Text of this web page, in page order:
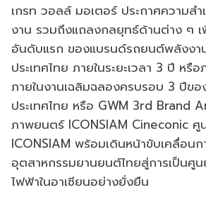
เกรท วอลล์ มอเตอร์ ประกาศความสำ
งาน รวมถึงแถลงกลยุทธ์ด้านต่าง ๆ
อันดับแรก ของแบรนด์รถยนต์พลังงา
ประเทศไทย ภายในระยะเวลา 3 ปี หรื
ภายในงานเฉลิมฉลองครบรอบ 3 ปีขอ
ประเทศไทย หรือ GWM 3rd Brand
ภาพยนตร์ ICONSIAM Cineconic ศู
ICONSIAM พร้อมเดินหน้าขับเคลื่อนก
อุตสาหกรรมยานยนต์ไทยสู่การเป็นศู
ไฟฟ้าในอาเซียนอย่างยั่งยืน